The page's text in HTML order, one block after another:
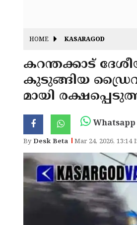
HOME KASARAGOD
കറന്തക്കാട്
കുടുങ്ങിയ
മായി
ByDesk Beta Mar 24, 2026, 13:14